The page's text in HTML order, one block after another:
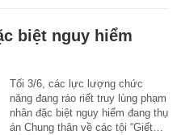
biệt nguy hiểm
Tối 3/6, các lực lượng chức
năng đang ráo riết truy lùng phạm
nhân đặc biệt nguy hiểm đang thụ
án Chung thân về các tội “Giết…